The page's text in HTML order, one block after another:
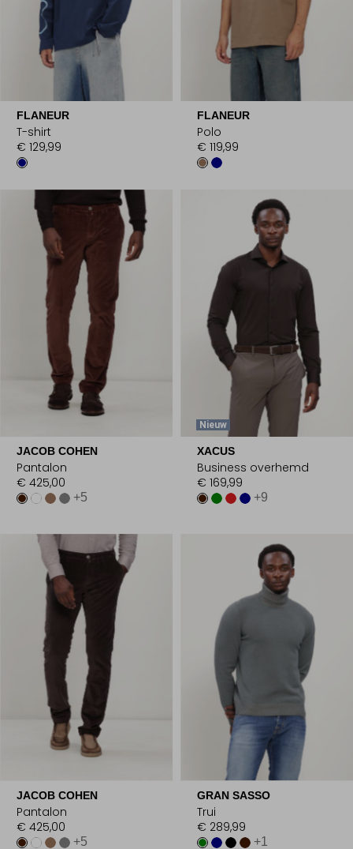
FLANEUR
T-shirt
€ 129,99
FLANEUR
Polo
€ 119,99
JACOB COHEN
Pantalon
€ 425,00
+5
Nieuw
XACUS
Business overhemd
€ 169,99
+9
JACOB COHEN
Pantalon
€ 425,00
+5
GRAN SASSO
Trui
€ 289,99
+1